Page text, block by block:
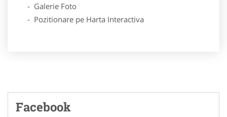
- Galerie Foto
- Pozitionare pe Harta Interactiva
Facebook